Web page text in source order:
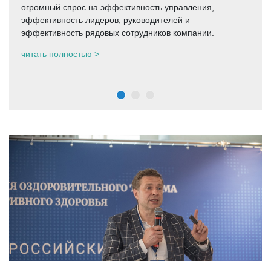
огромный спрос на эффективность управления,
эффективность лидеров, руководителей и
эффективность рядовых сотрудников компании.
читать полностью >